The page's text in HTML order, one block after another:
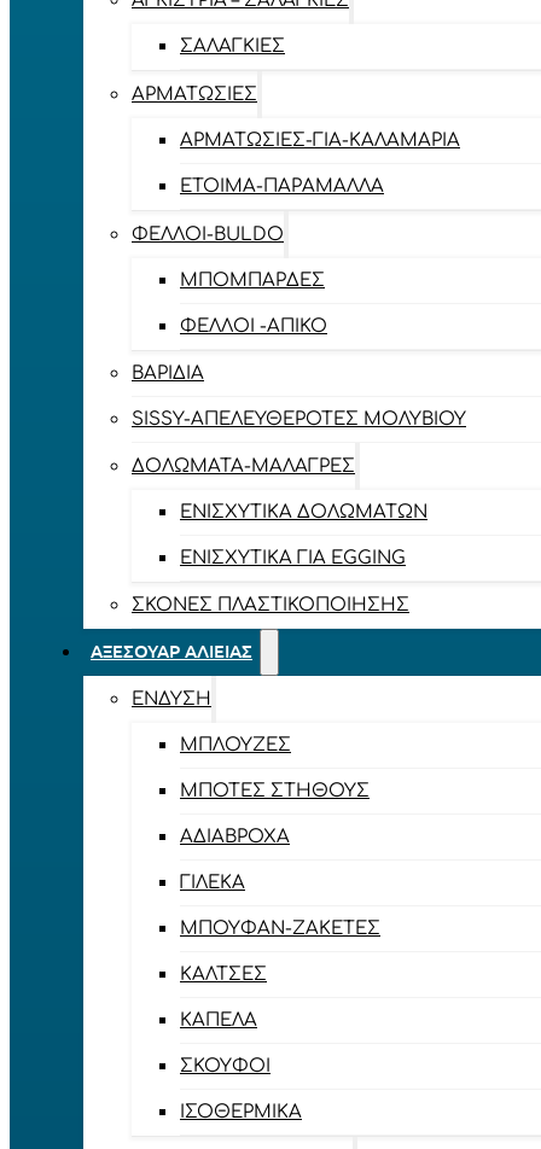
ΣΑΛΑΓΚΙΈΣ
ΑΡΜΑΤΩΣΙΈΣ
ΑΡΜΑΤΩΣΙΈΣ-ΓΙΑ-ΚΑΛΑΜΆΡΙΑ
ΈΤΟΙΜΑ-ΠΑΡΆΜΑΛΛΑ
ΦΕΛΛΟΊ-BULDO
ΜΠΟΜΠΆΡΔΕΣ
ΦΕΛΛΟΊ -ΑΠΊΚΟ
ΒΑΡΊΔΙΑ
SISSY-ΑΠΕΛΕΥΘΕΡΟΤΈΣ ΜΟΛΥΒΙΟΎ
ΔΟΛΏΜΑΤΑ-ΜΑΛΆΓΡΕΣ
ΕΝΙΣΧΥΤΙΚΆ ΔΟΛΩΜΆΤΩΝ
ΕΝΙΣΧΥΤΙΚΆ ΓΙΑ EGGING
ΣΚΌΝΕΣ ΠΛΑΣΤΙΚΟΠΟΊΗΣΗΣ
ΑΞΕΣΟΥΆΡ ΑΛΙΕΊΑΣ
ΈΝΔΥΣΗ
ΜΠΛΟΎΖΕΣ
ΜΠΌΤΕΣ ΣΤΉΘΟΥΣ
ΑΔΙΆΒΡΟΧΑ
ΓΙΛΈΚΑ
ΜΠΟΥΦΆΝ-ΖΑΚΈΤΕΣ
ΚΆΛΤΣΕΣ
ΚΑΠΈΛΑ
ΣΚΟΎΦΟΙ
ΙΣΟΘΕΡΜΙΚΆ